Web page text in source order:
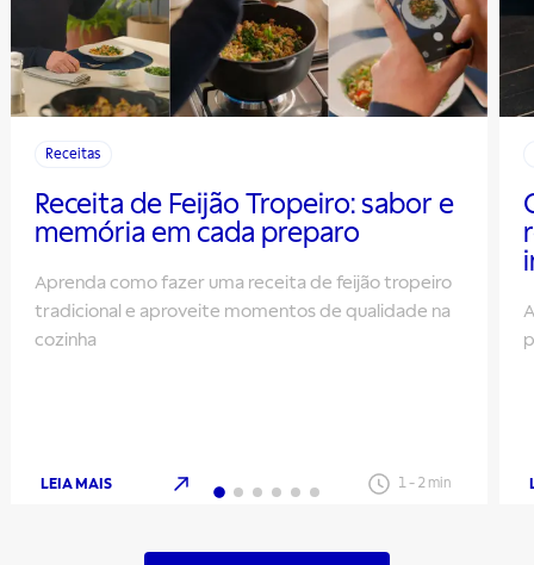
Receitas
Receita de Feijão Tropeiro: sabor e
memória em cada preparo
Aprenda como fazer uma receita de feijão tropeiro
tradicional e aproveite momentos de qualidade na
cozinha
LEIA MAIS 1- 2 min